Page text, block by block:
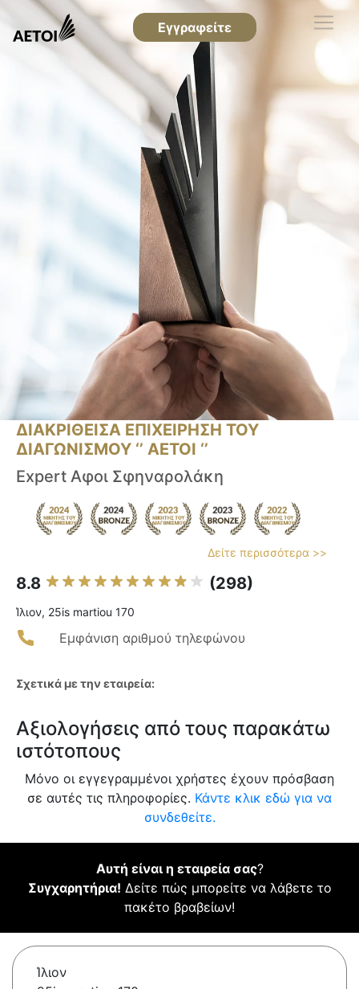
Εγγραφείτε
ΔΙΑΚΡΙΘΕΙΣΑ ΕΠΙΧΕΙΡΗΣΗ ΤΟΥ
ΔΙΑΓΩΝΙΣΜΟΥ ‘’ ΑΕΤΟΙ ‘’
Expert Αφοι Σφηναρολάκη
Δείτε περισσότερα >>
8.8 (298)
Ίλιον, 25is martiou 170
Εμφάνιση αριθμού τηλεφώνου
Σχετικά με την εταιρεία:
Αξιολογήσεις από τους παρακάτω
ιστότοπους
Μόνο οι εγγεγραμμένοι χρήστες έχουν πρόσβαση
σε αυτές τις πληροφορίες. Κάντε κλικ εδώ για να
συνδεθείτε.
Αυτή είναι η εταιρεία σας?
Συγχαρητήρια! Δείτε πώς μπορείτε να λάβετε το
πακέτο βραβείων!
Ίλιον